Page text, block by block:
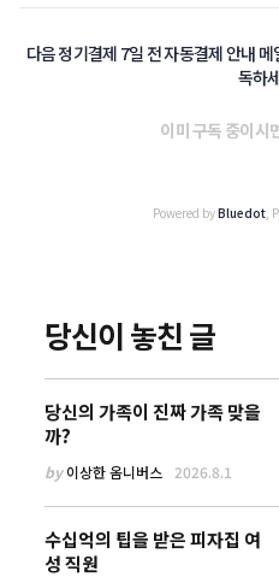
다음 정기결제 7일 전 자동결제 안내
독하
이미 구독 중이시
Powered byBluedot,
당신이 놓친 글
당신의 가족이 진짜 가족 맞을
까?
by이상한 옴니버스 2026.8.1
수십억의 팁을 받은 피자집 여
성 직원